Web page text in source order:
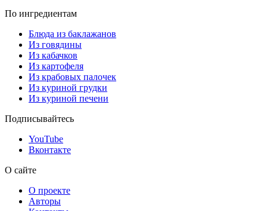
По ингредиентам
Блюда из баклажанов
Из говядины
Из кабачков
Из картофеля
Из крабовых палочек
Из куриной грудки
Из куриной печени
Подписывайтесь
YouTube
Вконтакте
О сайте
О проекте
Авторы